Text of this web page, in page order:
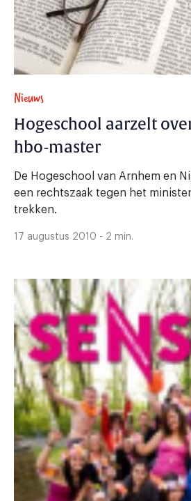
Nieuws
Hogeschool aarzelt
hbo-master
De Hogeschool van Arnhem en
een rechtszaak tegen het
trekken.
17 augustus 2010 - 2 min.